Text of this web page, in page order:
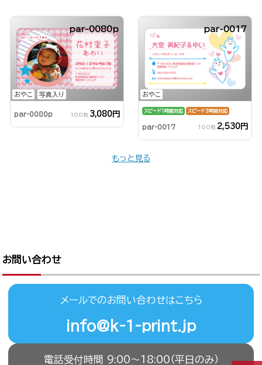
おやこ 写真入り
par-0080p
par-0080p 100枚 3,080円
おやこ
par-0017
スピード1時間対応 スピード3時間対応
par-0017 100枚 2,530円
もっと見る
お問い合わせ
メールでのお問い合わせはこちら
info@k-1-print.jp
電話受付時間 9:00〜18:00（平日のみ）